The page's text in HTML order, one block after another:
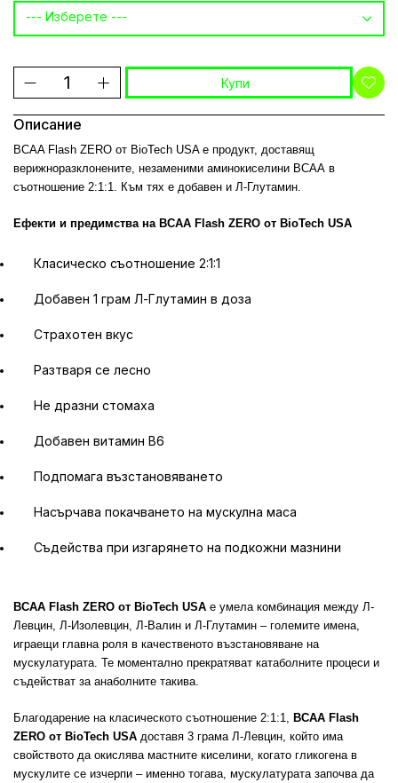
--- Изберете ---
Купи
Описание
BCAA Flash ZERO от BioTech USA е продукт, доставящ
верижноразклонените, незаменими аминокиселини ВСАА в
съотношение 2:1:1. Към тях е добавен и Л-Глутамин.
Ефекти и предимства на BCAA Flash ZERO от BioTech USA
Класическо съотношение 2:1:1
Добавен 1 грам Л-Глутамин в доза
Страхотен вкус
Разтваря се лесно
Не дразни стомаха
Добавен витамин В6
Подпомага възстановяването
Насърчава покачването на мускулна маса
Съдейства при изгарянето на подкожни мазнини
BCAA Flash ZERO от BioTech USA е умела комбинация между Л-
Левцин, Л-Изолевцин, Л-Валин и Л-Глутамин – големите имена,
играещи главна роля в качественото възстановяване на
мускулатурата. Те моментално прекратяват катаболните процеси и
съдействат за анаболните такива.
Благодарение на класическото съотношение 2:1:1, BCAA Flash
ZERO от BioTech USA доставя 3 грама Л-Левцин, който има
свойството да окислява мастните киселини, когато гликогена в
мускулите се изчерпи – именно тогава, мускулатурата започва да